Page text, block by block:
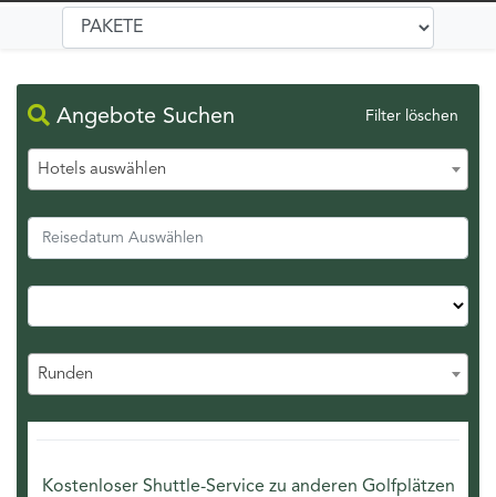
Angebote Suchen Filter löschen
Hotels auswählen
Runden
Kostenloser Shuttle-Service zu anderen Golfplätzen